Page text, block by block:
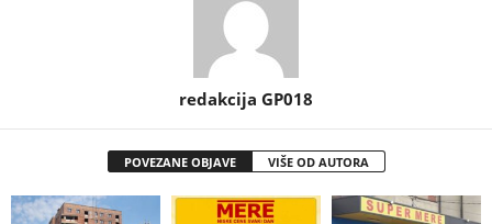
redakcija GP018
POVEZANE OBJAVE VIŠE OD AUTORA